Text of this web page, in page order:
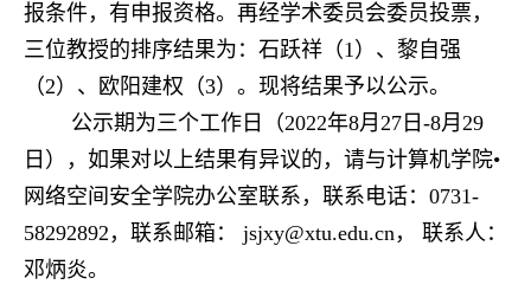
报条件，有申报资格。再经学术委员会委员投票，
三位教授的排序结果为：石跃祥（1）、黎自强
（2）、欧阳建权（3）。现将结果予以公示。
公示期为三个工作日（2022年8月27日-8月29
日），如果对以上结果有异议的，请与计算机学院•
网络空间安全学院办公室联系，联系电话：0731-
58292892，联系邮箱： jsjxy@xtu.edu.cn，
联系人：
邓炳炎。